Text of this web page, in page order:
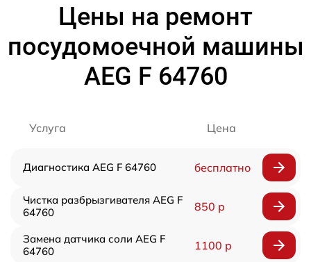
Цены на ремонт
посудомоечной машины
AEG F 64760
Услуга Цена
Диагностика AEG F 64760 бесплатно
Чистка разбрызгивателя AEG F
64760
850 р
Замена датчика соли AEG F
64760
1100 р